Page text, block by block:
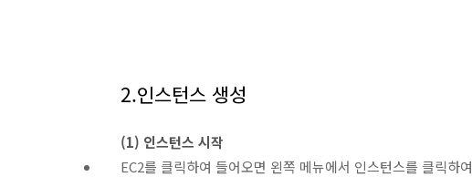
2.인스턴스 생성
(1) 인스턴스 시작
EC2를 클릭하여 들어오면 왼쪽 메뉴에서 인스턴스를 클릭하여